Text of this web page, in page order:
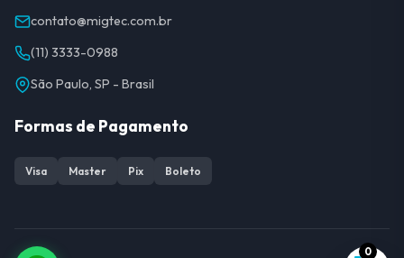
contato@migtec.com.br
(11) 3333-0988
São Paulo, SP - Brasil
Formas de Pagamento
Visa Master Pix Boleto
0